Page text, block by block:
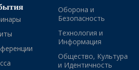
Оборона и
Безопасность
Технология и
Информация
Общество, Культура
и Идентичность